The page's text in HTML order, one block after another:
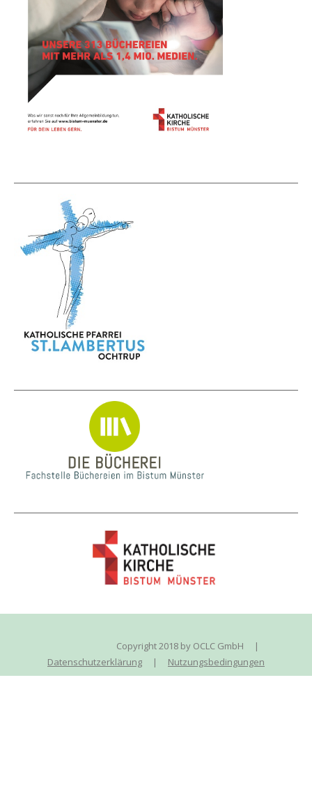
Copyright 2018 by OCLC GmbH
|
Datenschutzerklärung
| Nutzungsbedingungen